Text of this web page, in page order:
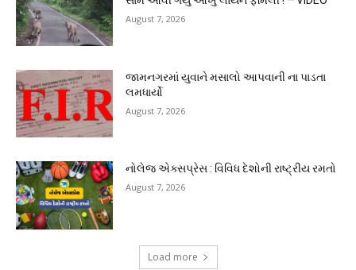
August 7, 2026
જામનગરમાં યુવાને મસાલો આપવાની ના પાડતા
લમધાર્યો
August 7, 2026
નોલેજ એક્સપ્રેસ : વિવિધ દેશોની રાષ્ટ્રીય રમતો
August 7, 2026
Load more